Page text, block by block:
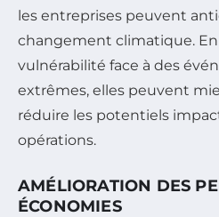
les entreprises peuvent
changement climatique.
vulnérabilité face à des
extrêmes, elles peuvent
réduire les potentiels
opérations.
AMÉLIORATION DES
ÉCONOMIES